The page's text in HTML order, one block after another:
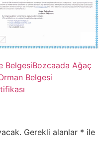
BelgesiBozcaada Ağaç
Belgesi
Gerekli alanlar * ile